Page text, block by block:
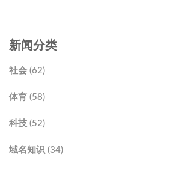
新闻分类
社会 (62)
体育 (58)
科技 (52)
域名知识 (34)